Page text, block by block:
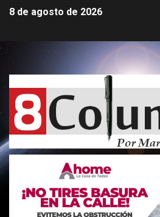
8 de agosto de 2026